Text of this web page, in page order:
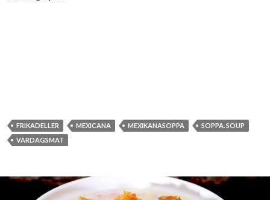
FRIKADELLER MEXICANA MEXIKANASOPPA
SOPPA. SOUP
VARDAGSMAT